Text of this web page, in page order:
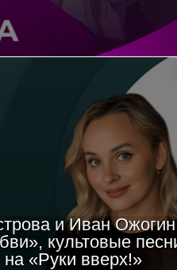
и Иван
культовые
на «Руки вверх!»